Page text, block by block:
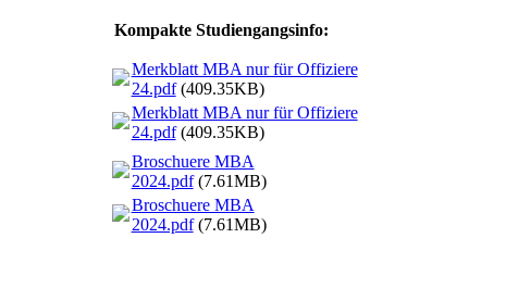
Kompakte Studiengangsinfo:
Merkblatt MBA nur für Offiziere
24.pdf(409.35KB)
Merkblatt MBA nur für Offiziere
24.pdf(409.35KB)
Broschuere MBA
2024.pdf(7.61MB)
Broschuere MBA
2024.pdf(7.61MB)